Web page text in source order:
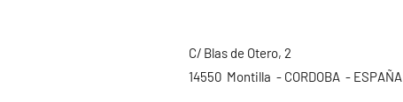
C/ Blas de Otero, 2
14550 Montilla - CORDOBA - ESPAÑA